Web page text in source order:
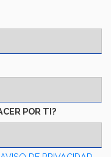
POR TI?